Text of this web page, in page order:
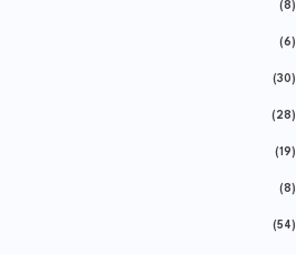
(8)
(6)
(30)
(28)
(19)
(8)
(54)